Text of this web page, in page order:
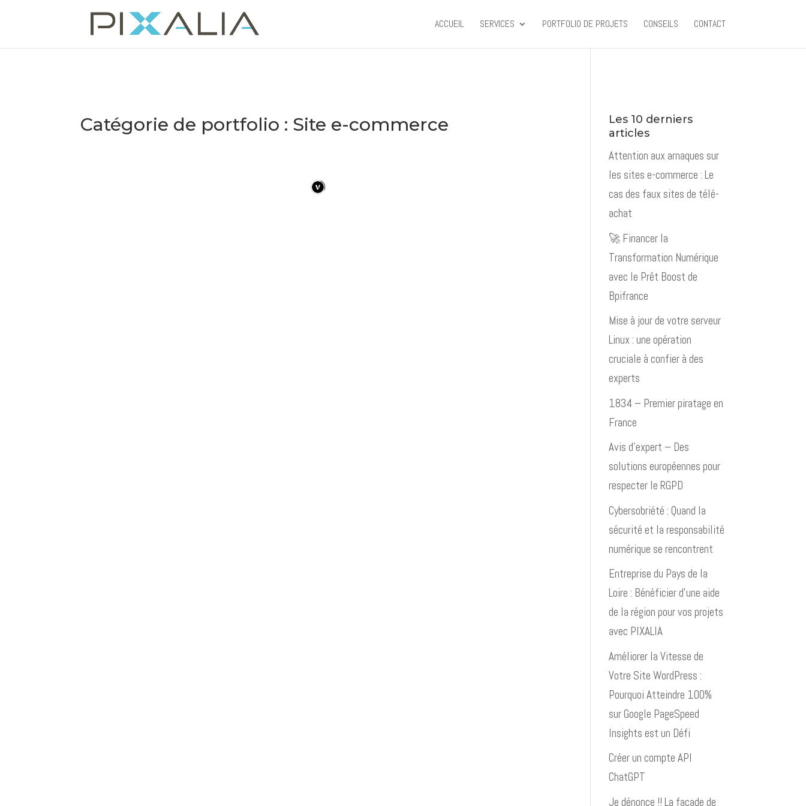
ACCUEIL SERVICES PORTFOLIO DE PROJETS CONSEILS CONTACT
Catégorie de portfolio : Site e-commerce
Les 10 derniers
articles
Attention aux arnaques sur
les sites e-commerce : Le
cas des faux sites de télé-
achat
🚀 Financer la
Transformation Numérique
avec le Prêt Boost de
Bpifrance
Mise à jour de votre serveur
Linux : une opération
cruciale à confier à des
experts
1834 – Premier piratage en
France
Avis d’expert – Des
solutions européennes pour
respecter le RGPD
Cybersobriété : Quand la
sécurité et la responsabilité
numérique se rencontrent
Entreprise du Pays de la
Loire : Bénéficier d’une aide
de la région pour vos projets
avec PIXALIA
Améliorer la Vitesse de
Votre Site WordPress :
Pourquoi Atteindre 100%
sur Google PageSpeed
Insights est un Défi
Créer un compte API
ChatGPT
Je dénonce !! La façade de